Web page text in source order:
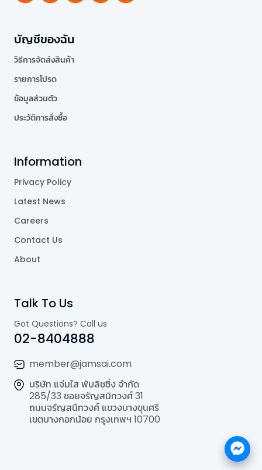
บัญชีของฉัน
วิธีการจัดส่งสินค้า
รายการโปรด
ข้อมูลส่วนตัว
ประวัติการสั่งซื้อ
Information
Privacy Policy
Latest News
Careers
Contact Us
About
Talk To Us
Got Questions? Call us
02-8404888
member@jamsai.com
บริษัท แจ่มใส พับลิชชิ่ง จำกัด
285/33 ซอยจรัญสนิทวงศ์ 31
ถนนจรัญสนิทวงศ์ แขวงบางขุนศรี
เขตบางกอกน้อย กรุงเทพฯ 10700